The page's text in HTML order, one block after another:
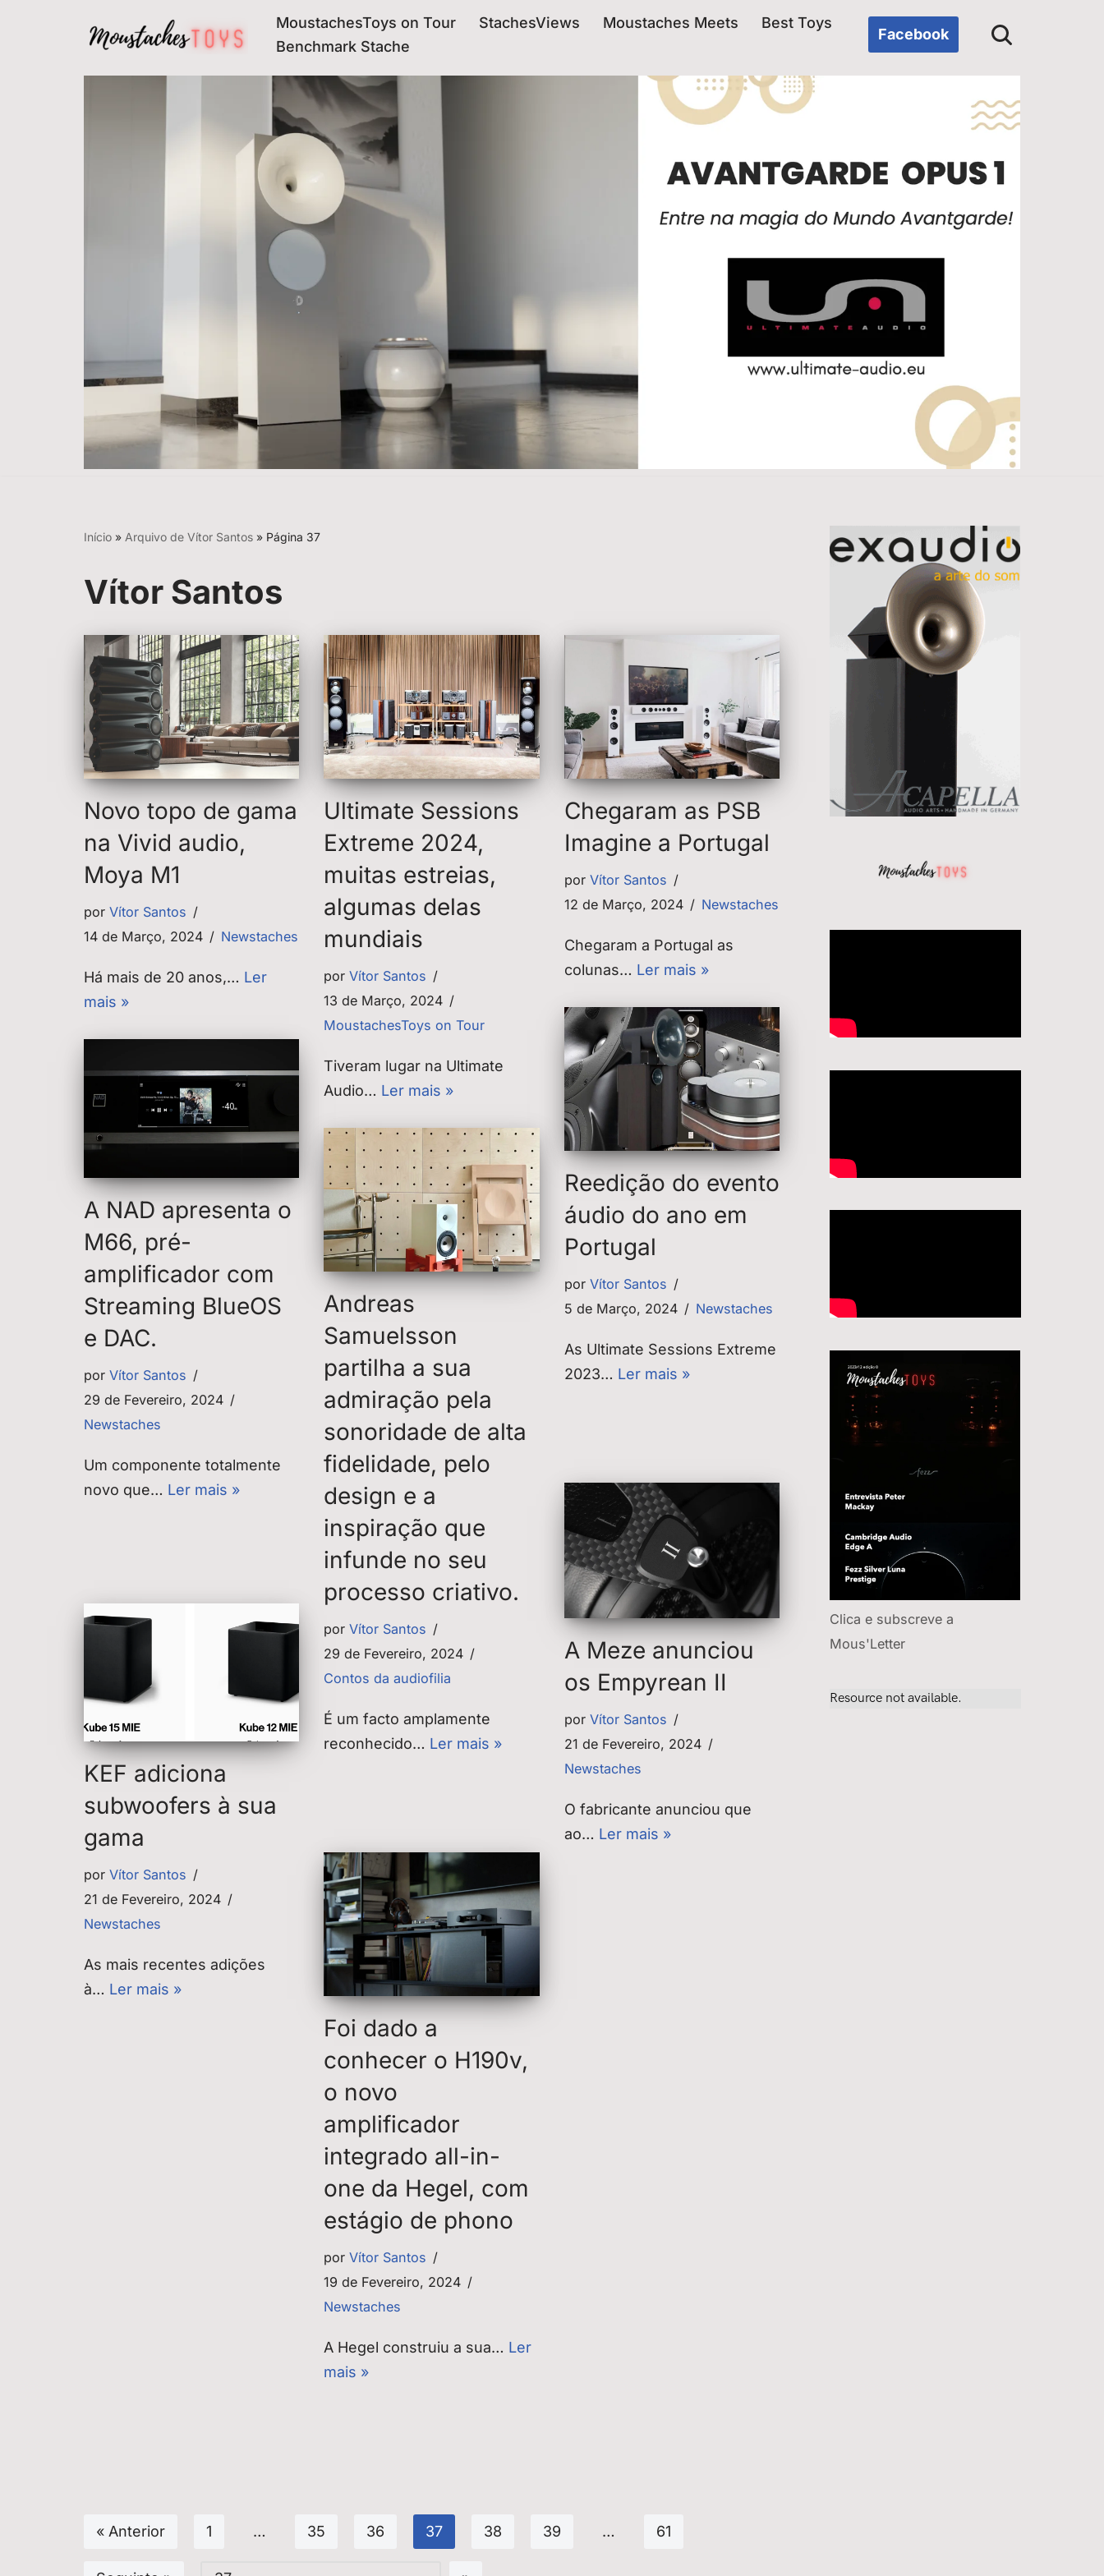
MoustachesToys on Tour StachesViews Moustaches Meets
Best Toys
Benchmark Stache
Facebook
Início » Arquivo de Vítor Santos » Página 37
Vítor Santos
Novo topo de gama
na Vivid audio,
Moya M1
por Vítor Santos
14 de Março, 2024
Newstaches
Há mais de 20 anos,… Ler
mais »
Ultimate Sessions
Extreme 2024,
muitas estreias,
algumas delas
mundiais
porVítor Santos
13 de Março, 2024
MoustachesToys on Tour
Tiveram lugar na Ultimate
Audio… Ler mais »
Chegaram as PSB
Imagine a Portugal
por Vítor Santos
12 de Março, 2024
Newstaches
Chegaram a Portugal as
colunas… Ler mais »
Reedição do evento
áudio do ano em
Portugal
por Vítor Santos
5 de Março, 2024
Newstaches
As Ultimate Sessions Extreme
2023… Ler mais »
A NAD apresenta o
M66, pré-
amplificador com
Streaming BlueOS
e DAC.
por Vítor Santos
29 de Fevereiro, 2024
Newstaches
Um componente totalmente
novo que… Ler mais »
Andreas
Samuelsson
partilha a sua
admiração pela
sonoridade de alta
fidelidade, pelo
design e a
inspiração que
infunde no seu
processo criativo.
porVítor Santos
29 de Fevereiro, 2024
Contos da audiofilia
É um facto amplamente
reconhecido… Ler mais »
A Meze anunciou
os Empyrean II
por Vítor Santos
21 de Fevereiro, 2024
Newstaches
O fabricante anunciou que
ao… Ler mais »
KEF adiciona
subwoofers à sua
gama
por Vítor Santos
21 de Fevereiro, 2024
Newstaches
As mais recentes adições
à… Ler mais »
Foi dado a
conhecer o H190v,
o novo
amplificador
integrado all-in-
one da Hegel, com
estágio de phono
porVítor Santos
19 de Fevereiro, 2024
Newstaches
A Hegel construiu a sua… Ler
mais »
« Anterior 1 … 35 36 37 38 39 … 61
Clica e subscreve a
Mous'Letter